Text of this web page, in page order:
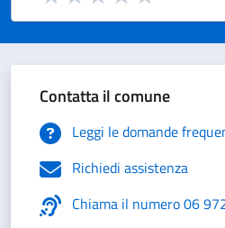
Valuta 5
Valuta 4 stelle su
Valuta 3 stelle su 5
Valuta 2 stelle su 5
Valuta 1 stelle su 5
Contatta il comune
Leggi le domande
Richiedi assistenza
Chiama il numero 06